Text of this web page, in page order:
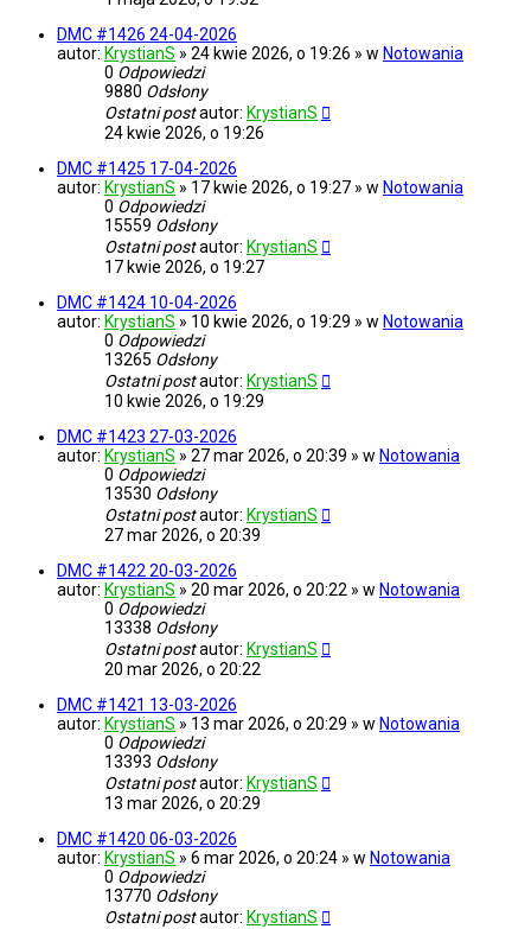
DMC #1426 24-04-2026
autor: KrystianS » 24 kwie 2026, o 19:26 » w Notowania
0 Odpowiedzi
9880 Odsłony
Ostatni postautor: KrystianS
24 kwie 2026, o 19:26
DMC #1425 17-04-2026
autor: KrystianS » 17 kwie 2026, o 19:27 » w Notowania
0 Odpowiedzi
15559 Odsłony
Ostatni postautor: KrystianS
17 kwie 2026, o 19:27
DMC #1424 10-04-2026
autor: KrystianS » 10 kwie 2026, o 19:29 » w Notowania
0 Odpowiedzi
13265 Odsłony
Ostatni postautor: KrystianS
10 kwie 2026, o 19:29
DMC #1423 27-03-2026
autor: KrystianS » 27 mar 2026, o 20:39 » w Notowania
0 Odpowiedzi
13530 Odsłony
Ostatni postautor: KrystianS
27 mar 2026, o 20:39
DMC #1422 20-03-2026
autor: KrystianS » 20 mar 2026, o 20:22 » w Notowania
0 Odpowiedzi
13338 Odsłony
Ostatni postautor: KrystianS
20 mar 2026, o 20:22
DMC #1421 13-03-2026
autor: KrystianS » 13 mar 2026, o 20:29 » w Notowania
0 Odpowiedzi
13393 Odsłony
Ostatni postautor: KrystianS
13 mar 2026, o 20:29
DMC #1420 06-03-2026
autor: KrystianS » 6 mar 2026, o 20:24 » w Notowania
0 Odpowiedzi
13770 Odsłony
Ostatni postautor: KrystianS